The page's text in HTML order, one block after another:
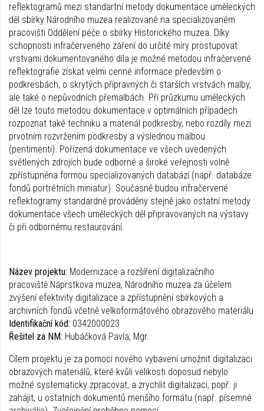
reflektogramů mezi standartní metody dokumentace uměleckých
děl sbírky Národního muzea realizované na specializovaném
pracovišti Oddělení péče o sbírky Historického muzea. Díky
schopnosti infračerveného záření do určité míry prostupovat
vrstvami dokumentovaného díla je možné metodou infračervené
reflektografie získat velmi cenné informace především o
podkresbách, o skrytých přípravných či starších vrstvách malby,
ale také o nepůvodních přemalbách. Při průzkumu uměleckých
děl lze touto metodou dokumentace v optimálních případech
rozpoznat také techniku a materiál podkresby, nebo rozdíly mezi
prvotním rozvržením podkresby a výslednou malbou
(pentimenti). Pořízená dokumentace ve všech uvedených
světlených zdrojích bude odborné a široké veřejnosti volně
zpřístupněna formou specializovaných databází (např. databáze
fondů portrétních miniatur). Současně budou infračervené
reflektogramy standardně prováděny stejně jako ostatní metody
dokumentace všech uměleckých děl připravovaných na výstavy
či při odbornému restaurování.
Název projektu: Modernizace a rozšíření digitalizačního
pracoviště Náprstkova muzea, Národního muzea za účelem
zvýšení efektivity digitalizace a zpřístupnění sbírkových a
archivních fondů včetně velkoformátového obrazového materiálu
Identifikační kód: 0342000023
Řešitel za NM: Hubáčková Pavla, Mgr.
Cílem projektu je za pomoci nového vybavení umožnit digitalizaci
obrazových materiálů, které kvůli velikosti doposud nebylo
možné systematicky zpracovat, a zrychlit digitalizaci, popř. ji
zahájit, u ostatních dokumentů menšího formátu (např. písemné